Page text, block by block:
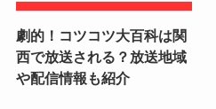
劇的！コツコツ大百科は関
西で放送される？放送地域
や配信情報も紹介